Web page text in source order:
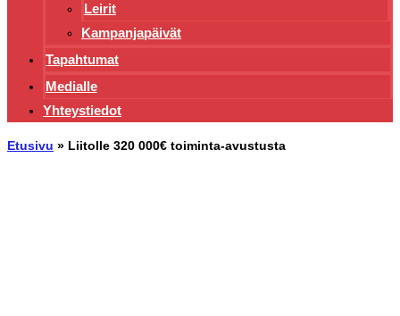
Leirit
Kampanjapäivät
Tapahtumat
Medialle
Yhteystiedot
Etusivu » Liitolle 320 000€ toiminta-avustusta